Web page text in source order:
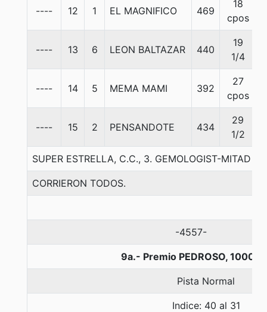
---- 12 1 EL MAGNIFICO 469
18
cpos
---- 13 6 LEON BALTAZAR 440
19
1/4
---- 14 5 MEMA MAMI 392
27
cpos
---- 15 2 PENSANDOTE 434
29
1/2
SUPER ESTRELLA, C.C., 3. GEMOLOGIST-MITAD
CORRIERON TODOS.
-4557-
9a.- Premio PEDROSO, 1000
Pista Normal
Indice: 40 al 31